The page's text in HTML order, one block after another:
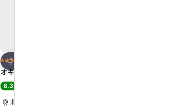
シェア
4 ホテルのランク
オキナワグランメールリゾート
8.3
北中城村, 街の中心まで2.4 km